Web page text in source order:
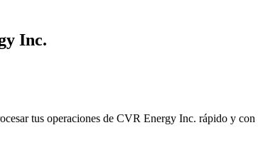
Inc.
tus operaciones de CVR Energy Inc. rápido y con